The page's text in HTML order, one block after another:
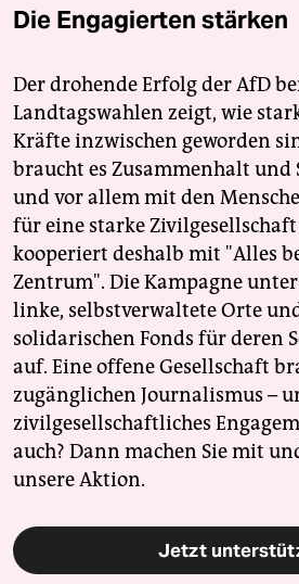
Die Engagierten stärken
Der drohende Erfolg der AfD
Landtagswahlen zeigt, wie
Kräfte inzwischen geworden
braucht es Zusammenhalt und
und vor allem mit den
für eine starke
kooperiert deshalb mit "Alles
Zentrum". Die Kampagne
linke, selbstverwaltete Orte
solidarischen Fonds für deren
auf. Eine offene Gesellschaft
zugänglichen Journalismus –
zivilgesellschaftliches
auch? Dann machen Sie mit
unsere Aktion.
Jetzt